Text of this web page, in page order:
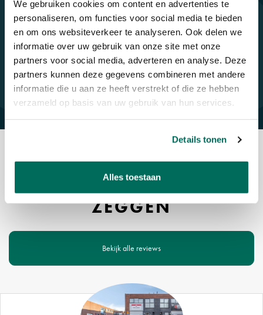
We gebruiken cookies om content en advertenties te
personaliseren, om functies voor social media te bieden
en om ons websiteverkeer te analyseren. Ook delen we
informatie over uw gebruik van onze site met onze
partners voor social media, adverteren en analyse. Deze
partners kunnen deze gegevens combineren met andere
informatie die u aan ze heeft verstrekt of die ze hebben
verzameld op basis van uw gebruik van hun services.
Details tonen
Alles toestaan
REVIEWS
WAT ONZE KLANTEN
ZEGGEN
Bekijk alle reviews